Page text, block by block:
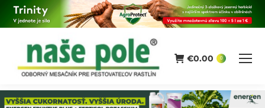
€0.00 0